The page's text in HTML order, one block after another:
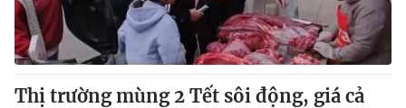
Thị trường mùng 2 Tết sôi động, giá cả